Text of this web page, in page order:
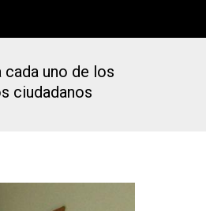
uno de los
ciudadanos